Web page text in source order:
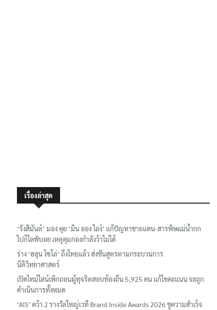
เรื่องล่าสุด
‘รังสิมันต์’ มอง คุย ‘มิน ออง ไลง์’ แก้ปัญหาชายแดน-สารพิษแม่น้ำกก
ไปก็ไลฟ์บอย เหตุคุมกองกำลังว้าไม่ได้
ร่าง ‘ฮลุน โซโล่’ ถึงไทยแล้ว ส่งชันสูตรตามกระบวนการ
นิติวิทยาศาสตร์
เปิดไทม์ไลน์เพิกถอนผู้ทุจริตสอบท้องถิ่น 5,925 คน แก้ไขคะแนน จะถูก
ดำเนินการทั้งหมด
‘AIS’ คว้า 2 รางวัลใหญ่เวที Brand Inside Awards 2026 ชูความสำเร็จ